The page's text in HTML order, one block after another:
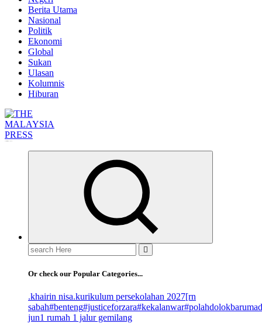
Berita Utama
Nasional
Politik
Ekonomi
Global
Sukan
Ulasan
Kolumnis
Hiburan
Search
for:
Or check our Popular Categories...
.khairin nisa.kurikulum persekolahan 2027[rn
sabah#benteng#justiceforzara#kekalanwar
jun1 rumah 1 jalur gemilang